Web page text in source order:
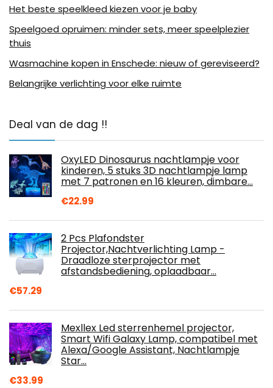
Het beste speelkleed kiezen voor je baby
Speelgoed opruimen: minder sets, meer speelplezier
thuis
Wasmachine kopen in Enschede: nieuw of gereviseerd?
Belangrijke verlichting voor elke ruimte
Deal van de dag !!
OxyLED Dinosaurus nachtlampje voor
kinderen, 5 stuks 3D nachtlampje lamp
met 7 patronen en 16 kleuren, dimbare…
€22.99
2 Pcs Plafondster
Projector,Nachtverlichting Lamp -
Draadloze sterprojector met
afstandsbediening, oplaadbaar…
€57.29
Mexllex Led sterrenhemel projector,
Smart Wifi Galaxy Lamp, compatibel met
Alexa/Google Assistant, Nachtlampje
Star…
€33.99